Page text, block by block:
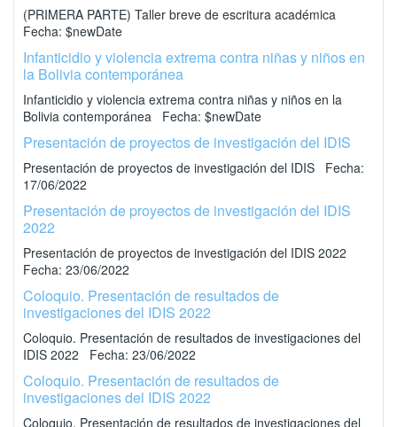
(PRIMERA PARTE) Taller breve de escritura académica
Fecha: $newDate
Infanticidio y violencia extrema contra niñas y niños en
la Bolivia contemporánea
Infanticidio y violencia extrema contra niñas y niños en la
Bolivia contemporánea Fecha: $newDate
Presentación de proyectos de investigación del IDIS
Presentación de proyectos de investigación del IDIS Fecha:
17/06/2022
Presentación de proyectos de investigación del IDIS
2022
Presentación de proyectos de investigación del IDIS 2022
Fecha: 23/06/2022
Coloquio. Presentación de resultados de
investigaciones del IDIS 2022
Coloquio. Presentación de resultados de investigaciones del
IDIS 2022 Fecha: 23/06/2022
Coloquio. Presentación de resultados de
investigaciones del IDIS 2022
Coloquio. Presentación de resultados de investigaciones del